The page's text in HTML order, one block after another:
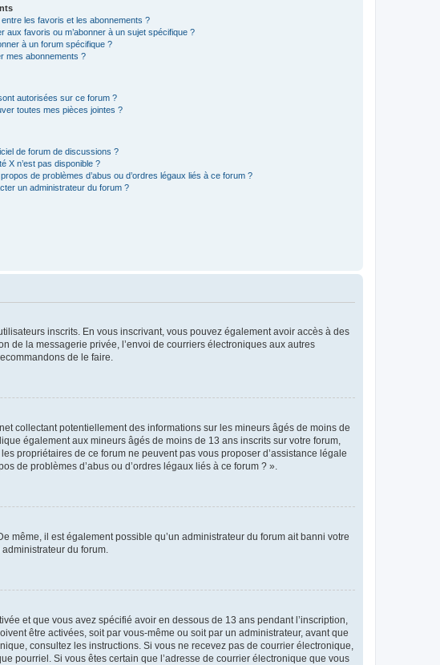
les favoris et les abonnements ?
aux favoris ou m’abonner à un sujet spécifique ?
à un forum spécifique ?
mes abonnements ?
autorisées sur ce forum ?
toutes mes pièces jointes ?
de forum de discussions ?
X n’est pas disponible ?
de problèmes d’abus ou d’ordres légaux liés à ce forum ?
un administrateur du forum ?
inscrits. En vous inscrivant, vous pouvez également avoir accès à des
de la messagerie privée, l’envoi de courriers électroniques aux autres
de le faire.
collectant potentiellement des informations sur les mineurs âgés de moins de
également aux mineurs âgés de moins de 13 ans inscrits sur votre forum,
propriétaires de ce forum ne peuvent pas vous proposer d’assistance légale
de problèmes d’abus ou d’ordres légaux liés à ce forum ? ».
même, il est également possible qu’un administrateur du forum ait banni votre
du forum.
et que vous avez spécifié avoir en dessous de 13 ans pendant l’inscription,
être activées, soit par vous-même ou soit par un administrateur, avant que
consultez les instructions. Si vous ne recevez pas de courrier électronique,
pourriel. Si vous êtes certain que l’adresse de courrier électronique que vous